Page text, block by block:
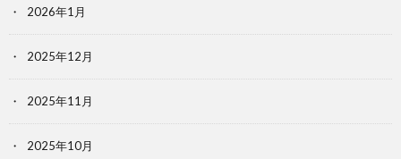
2026年1月
2025年12月
2025年11月
2025年10月